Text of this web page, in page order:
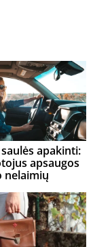
apakinti:
apsaugos
nelaimių